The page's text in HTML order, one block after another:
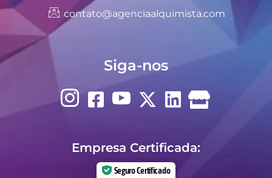
contato@agenciaalquimista.com
Siga-nos
Empresa Certificada:
Seguro Certificado